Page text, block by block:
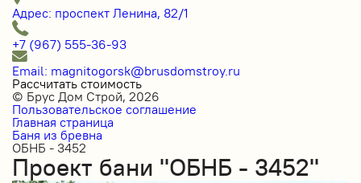
Адрес: проспект Ленина, 82/1
+7 (967) 555-36-93
Email: magnitogorsk@brusdomstroy.ru
Рассчитать стоимость
© Брус Дом Строй, 2026
Пользовательское соглашение
Главная страница
Баня из бревна
ОБНБ - 3452
Проект бани "ОБНБ - 3452"